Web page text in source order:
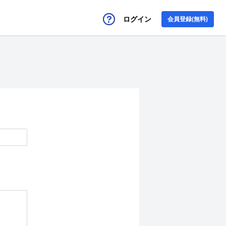
ログイン 会員登録(無料)